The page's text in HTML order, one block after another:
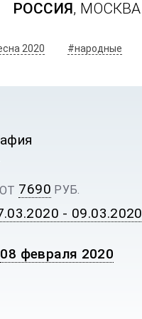
РОССИЯ, МОСКВА
2020 #народные
7690 РУБ.
- 09.03.2020
08 февраля 2020